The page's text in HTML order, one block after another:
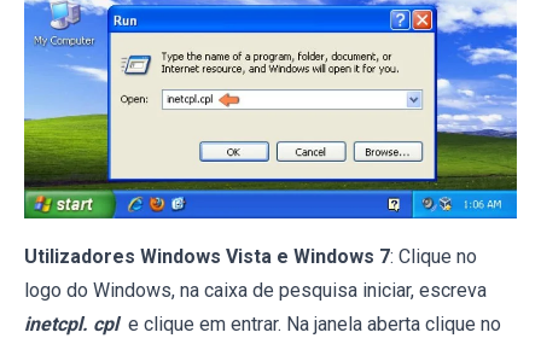
Utilizadores Windows Vista e Windows 7: Clique no
logo do Windows, na caixa de pesquisa iniciar, escreva
inetcpl. cpl e clique em entrar. Na janela aberta clique no